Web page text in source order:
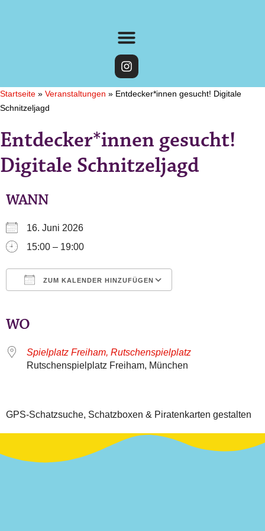
Startseite » Veranstaltungen » Entdecker*innen gesucht! Digitale
Schnitzeljagd
Entdecker*innen gesucht!
Digitale Schnitzeljagd
WANN
16. Juni 2026
15:00 – 19:00
ZUM KALENDER HINZUFÜGEN
WO
Spielplatz Freiham, Rutschenspielplatz
Rutschenspielplatz Freiham, München
GPS-Schatzsuche, Schatzboxen & Piratenkarten gestalten